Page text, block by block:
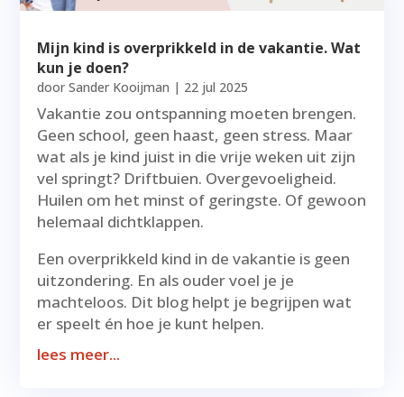
Mijn kind is overprikkeld in de vakantie. Wat
kun je doen?
doorSander Kooijman | 22 jul 2025
Vakantie zou ontspanning moeten brengen.
Geen school, geen haast, geen stress. Maar
wat als je kind juist in die vrije weken uit zijn
vel springt? Driftbuien. Overgevoeligheid.
Huilen om het minst of geringste. Of gewoon
helemaal dichtklappen.
Een overprikkeld kind in de vakantie is geen
uitzondering. En als ouder voel je je
machteloos. Dit blog helpt je begrijpen wat
er speelt én hoe je kunt helpen.
lees meer...